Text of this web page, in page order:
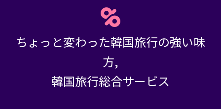
ちょっと変わった韓国旅行の強い味
方,
韓国旅行総合サービス